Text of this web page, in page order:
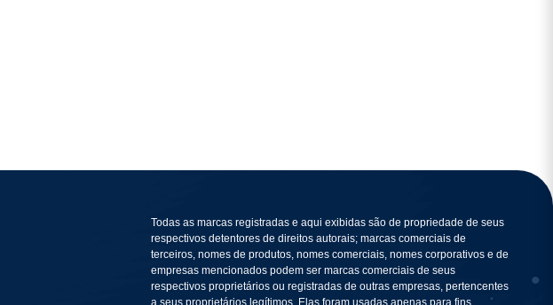
Todas as marcas registradas e aqui exibidas são de propriedade de seus
respectivos detentores de direitos autorais; marcas comerciais de
terceiros, nomes de produtos, nomes comerciais, nomes corporativos e de
empresas mencionados podem ser marcas comerciais de seus
respectivos proprietários ou registradas de outras empresas, pertencentes